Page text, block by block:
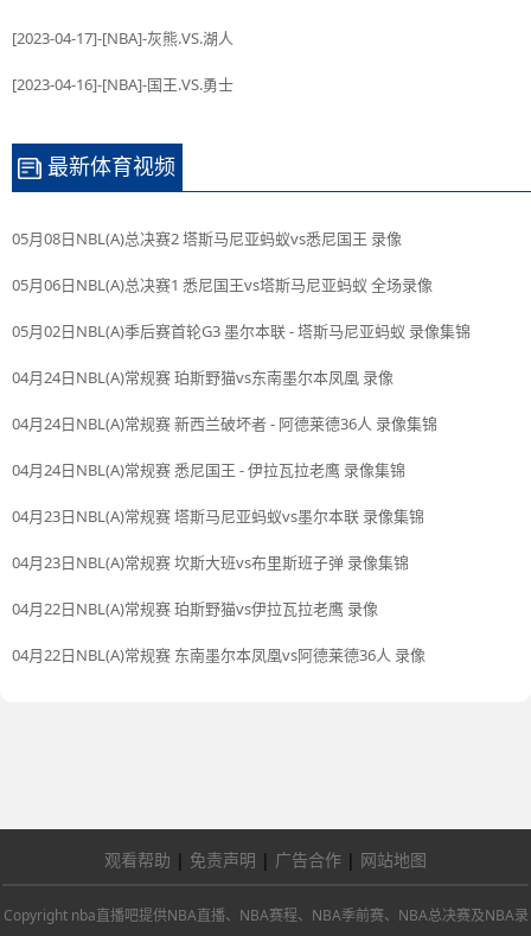
[2023-04-17]-[NBA]-灰熊.VS.湖人
[2023-04-16]-[NBA]-国王.VS.勇士
最新体育视频
05月08日NBL(A)总决赛2 塔斯马尼亚蚂蚁vs悉尼国王 录像
05月06日NBL(A)总决赛1 悉尼国王vs塔斯马尼亚蚂蚁 全场录像
05月02日NBL(A)季后赛首轮G3 墨尔本联 - 塔斯马尼亚蚂蚁 录像集锦
04月24日NBL(A)常规赛 珀斯野猫vs东南墨尔本凤凰 录像
04月24日NBL(A)常规赛 新西兰破坏者 - 阿德莱德36人 录像集锦
04月24日NBL(A)常规赛 悉尼国王 - 伊拉瓦拉老鹰 录像集锦
04月23日NBL(A)常规赛 塔斯马尼亚蚂蚁vs墨尔本联 录像集锦
04月23日NBL(A)常规赛 坎斯大班vs布里斯班子弹 录像集锦
04月22日NBL(A)常规赛 珀斯野猫vs伊拉瓦拉老鹰 录像
04月22日NBL(A)常规赛 东南墨尔本凤凰vs阿德莱德36人 录像
观看帮助 | 免责声明 | 广告合作 | 网站地图
Copyright nba直播吧提供NBA直播、NBA赛程、NBA季前赛、NBA总决赛及NBA录